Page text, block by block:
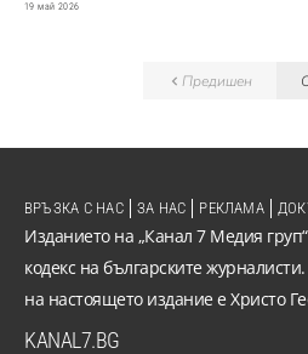
19 май 2026
Предишен
Изданието на „Канал 7 Медия
кодекс на българските
на настоящето издание е Христо
KANAL7.BG
ВРЪЗКА С НАС ЗА НАС РЕКЛАМА